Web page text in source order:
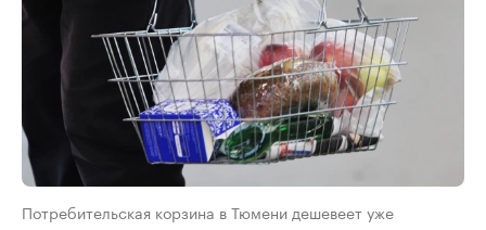
Потребительская корзина в Тюмени дешевеет уже